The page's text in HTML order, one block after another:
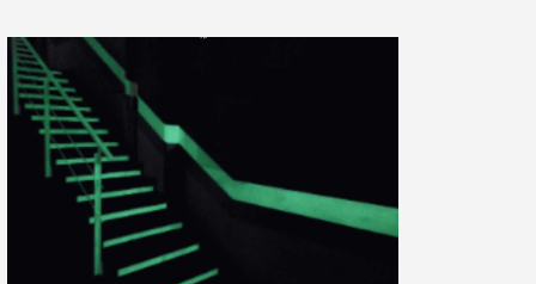
Gagnez des points de fidélité à chaque commande
Retour produits sous 14 jours
Réduction de 5€ sur la première commande
10€ de bon d'achat pour chaque parrainage
Inscription à la newsletter : 5€ de réduction